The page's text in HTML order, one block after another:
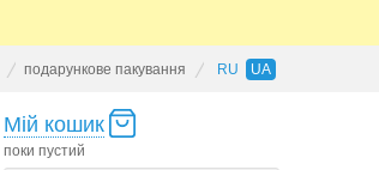
подарункове пакування RU UA
Мій кошик
поки пустий